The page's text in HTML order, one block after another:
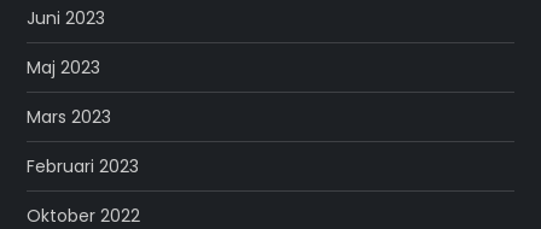
Juni 2023
Maj 2023
Mars 2023
Februari 2023
Oktober 2022